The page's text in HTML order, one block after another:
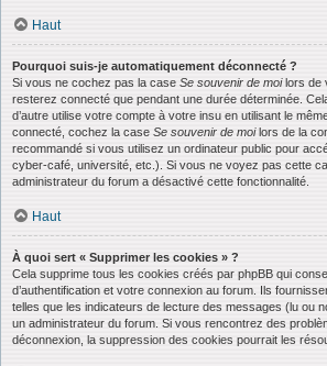
Haut
Pourquoi suis-je automatiquement déconnecté ?
Si vous ne cochez pas la case Se souvenir de moilors de
resterez connecté que pendant une durée déterminée.
d’autre utilise votre compte à votre insu en utilisant le
connecté, cochez la case Se souvenir de moilors de la
recommandé si vous utilisez un ordinateur public pour
cyber-café, université, etc.). Si vous ne voyez pas cette
administrateur du forum a désactivé cette fonctionnalité.
Haut
À quoi sert « Supprimer les cookies » ?
Cela supprime tous les cookies créés par phpBB qui
d’authentification et votre connexion au forum. Ils
telles que les indicateurs de lecture des messages (lu ou
un administrateur du forum. Si vous rencontrez des
déconnexion, la suppression des cookies pourrait les